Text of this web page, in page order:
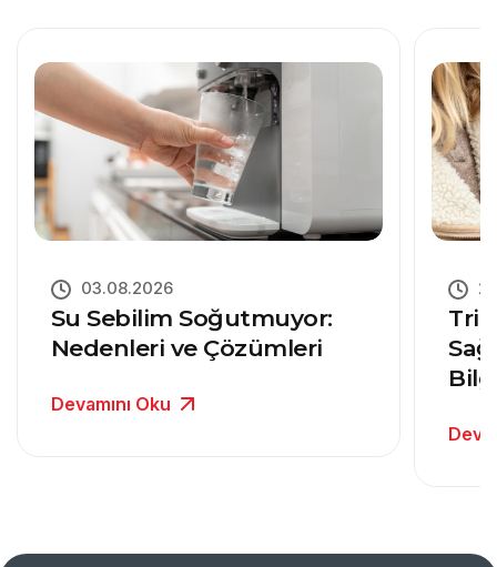
03.08.2026
Su Sebilim Soğutmuyor:
Nedenleri ve Çözümleri
Devamını Oku